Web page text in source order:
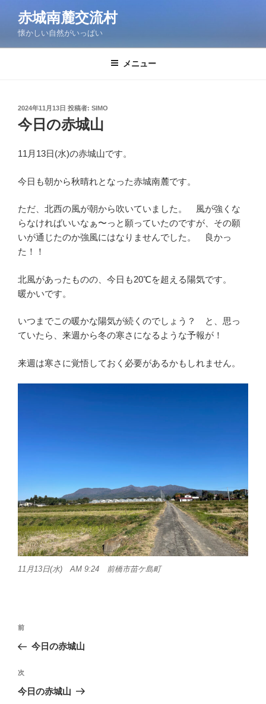
ン
赤城南麓交流村
懐かしい自然がいっぱい
メニュー
投
稿
日:
2024年11月13日 投稿者: SIMO
今日の赤城山
11月13日(水)の赤城山です。
今日も朝から秋晴れとなった赤城南麓です。
ただ、北西の風が朝から吹いていました。 風が強くな
らなければいいなぁ〜っと願っていたのですが、その願
いが通じたのか強風にはなりませんでした。 良かっ
た！！
北風があったものの、今日も20℃を超える陽気です。
暖かいです。
いつまでこの暖かな陽気が続くのでしょう？ と、思っ
ていたら、来週から冬の寒さになるような予報が！
来週は寒さに覚悟しておく必要があるかもしれません。
11月13日(水) AM 9:24 前橋市苗ケ島町
投
ナ
ビ
ゲ
前
の
稿
前
今日の赤城山
次
の
次
今日の赤城山